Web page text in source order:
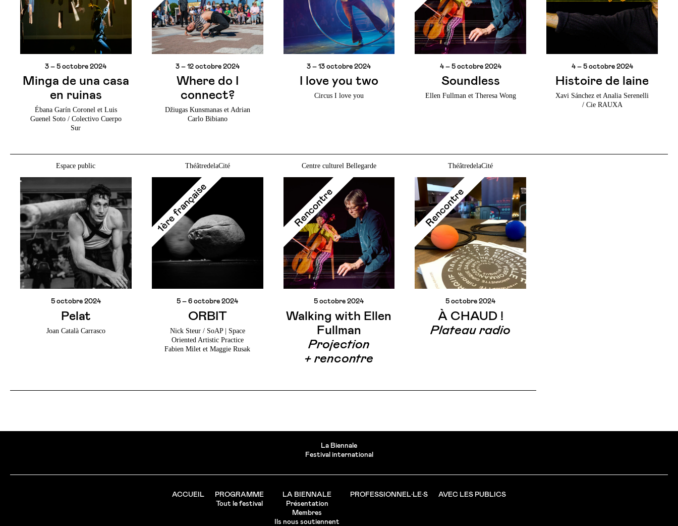
3 – 5 octobre 2024
Minga de una casa
en ruinas
Ébana Garín Coronel et Luis
Guenel Soto / Colectivo Cuerpo
Sur
3 – 12 octobre 2024
Where do I
connect?
Džiugas Kunsmanas et Adrian
Carlo Bibiano
3 – 13 octobre 2024
I love you two
Circus I love you
4 – 5 octobre 2024
Soundless
Ellen Fullman et Theresa Wong
4 – 5 octobre 2024
Histoire de laine
Xavi Sánchez et Analia Serenelli
/ Cie RAUXA
Espace public
5 octobre 2024
Pelat
Joan Català Carrasco
ThéâtredelaCité
1ère française
5 – 6 octobre 2024
ORBIT
Nick Steur / SoAP | Space
Oriented Artistic Practice
Fabien Milet et Maggie Rusak
Centre culturel Bellegarde
Rencontre
5 octobre 2024
Walking with Ellen
Fullman
Projection
+ rencontre
ThéâtredelaCité
Rencontre
5 octobre 2024
À CHAUD !
Plateau radio
La Biennale
Festival international
ACCUEIL
PROGRAMME
Tout le festival
LA BIENNALE
Présentation
Membres
Ils nous soutiennent
PROFESSIONNEL·LE·S AVEC LES PUBLICS